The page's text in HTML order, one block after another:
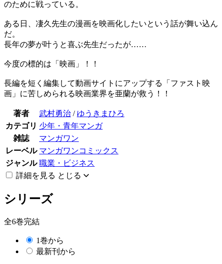
のために戦っている。
ある日、凄久先生の漫画を映画化したいという話が舞い込ん
だ。
長年の夢が叶うと喜ぶ先生だったが……
今度の標的は「映画」！！
長編を短く編集して動画サイトにアップする「ファスト映
画」に苦しめられる映画業界を亜蘭が救う！！
著者 武村勇治 / ゆうきまひろ
カテゴリ 少年・青年マンガ
雑誌
マンガワン
レーベル マンガワンコミックス
ジャンル 職業・ビジネス
詳細を見る とじる
シリーズ
全6巻完結
1巻から
最新刊から